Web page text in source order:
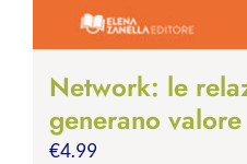
Network: le
generano valore
€4.99